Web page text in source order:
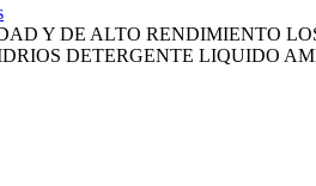
Y DE ALTO RENDIMIENTO
DETERGENTE LIQUIDO